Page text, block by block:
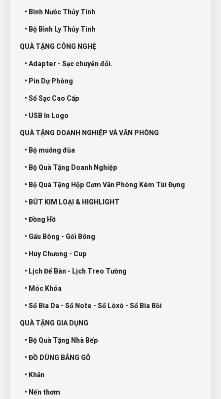
• Bình Nước Thủy Tinh
• Bộ Bình Ly Thủy Tinh
QUÀ TẶNG CÔNG NGHỆ
• Adapter - Sạc chuyển đổi.
• Pin Dự Phòng
• Sổ Sạc Cao Cấp
• USB In Logo
QUÀ TẶNG DOANH NGHIỆP VÀ VĂN PHÒNG
• Bộ muỗng đũa
• Bộ Quà Tặng Doanh Nghiệp
• Bộ Quà Tặng Hộp Cơm Văn Phòng Kém Túi Đựng
• BÚT KIM LOẠI & HIGHLIGHT
• Đồng Hồ
• Gấu Bông - Gối Bông
• Huy Chương - Cup
• Lịch Để Bàn - Lịch Treo Tường
• Móc Khóa
• Sổ Bìa Da - Sổ Note - Sổ Lòxò - Sổ Bìa Bồi
QUÀ TẶNG GIA DỤNG
• Bộ Quà Tặng Nhà Bếp
• ĐỒ DÙNG BẰNG GỖ
• Khăn
• Nến thơm